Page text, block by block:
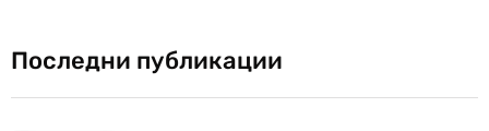
Последни публикации